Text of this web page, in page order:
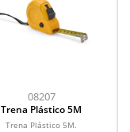
08207
Trena Plástico 5M
Trena Plástico 5M.